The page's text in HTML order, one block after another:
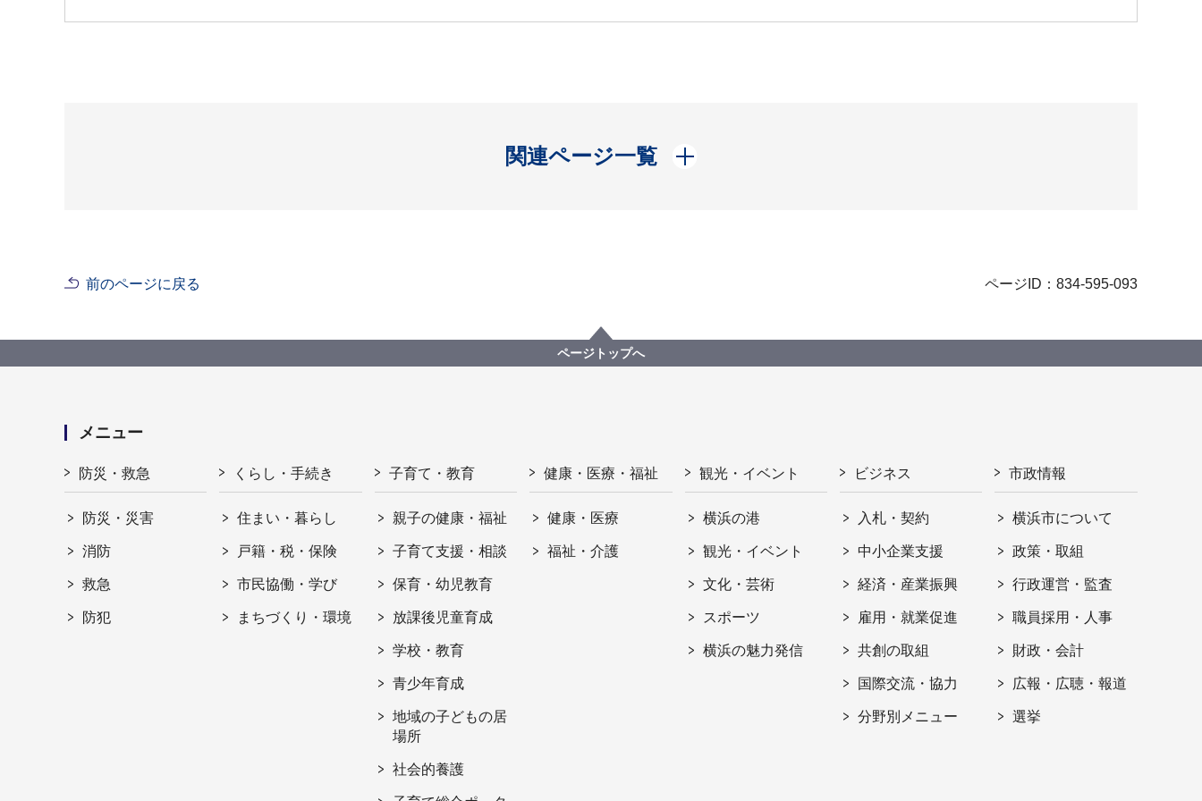
関連ページ一覧
開く
前のページに戻る ページID：834-595-093
ページトップへ
メニュー
防災・救急
防災・災害
消防
救急
防犯
くらし・手続き
住まい・暮らし
戸籍・税・保険
市民協働・学び
まちづくり・環境
子育て・教育
親子の健康・福祉
子育て支援・相談
保育・幼児教育
放課後児童育成
学校・教育
青少年育成
地域の子どもの居
場所
社会的養護
健康・医療・福祉
健康・医療
福祉・介護
観光・イベント
横浜の港
観光・イベント
文化・芸術
スポーツ
横浜の魅力発信
ビジネス
入札・契約
中小企業支援
経済・産業振興
雇用・就業促進
共創の取組
国際交流・協力
分野別メニュー
市政情報
横浜市について
政策・取組
行政運営・監査
職員採用・人事
財政・会計
広報・広聴・報道
選挙